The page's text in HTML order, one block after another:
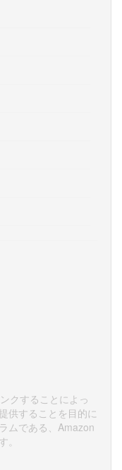
クすることによっ
供することを目的に
ムである、Amazon